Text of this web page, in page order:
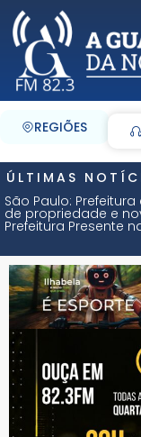
REGIÕES
ÚLTIMAS
São Paulo:
de propriedade e
Prefeitura Presente